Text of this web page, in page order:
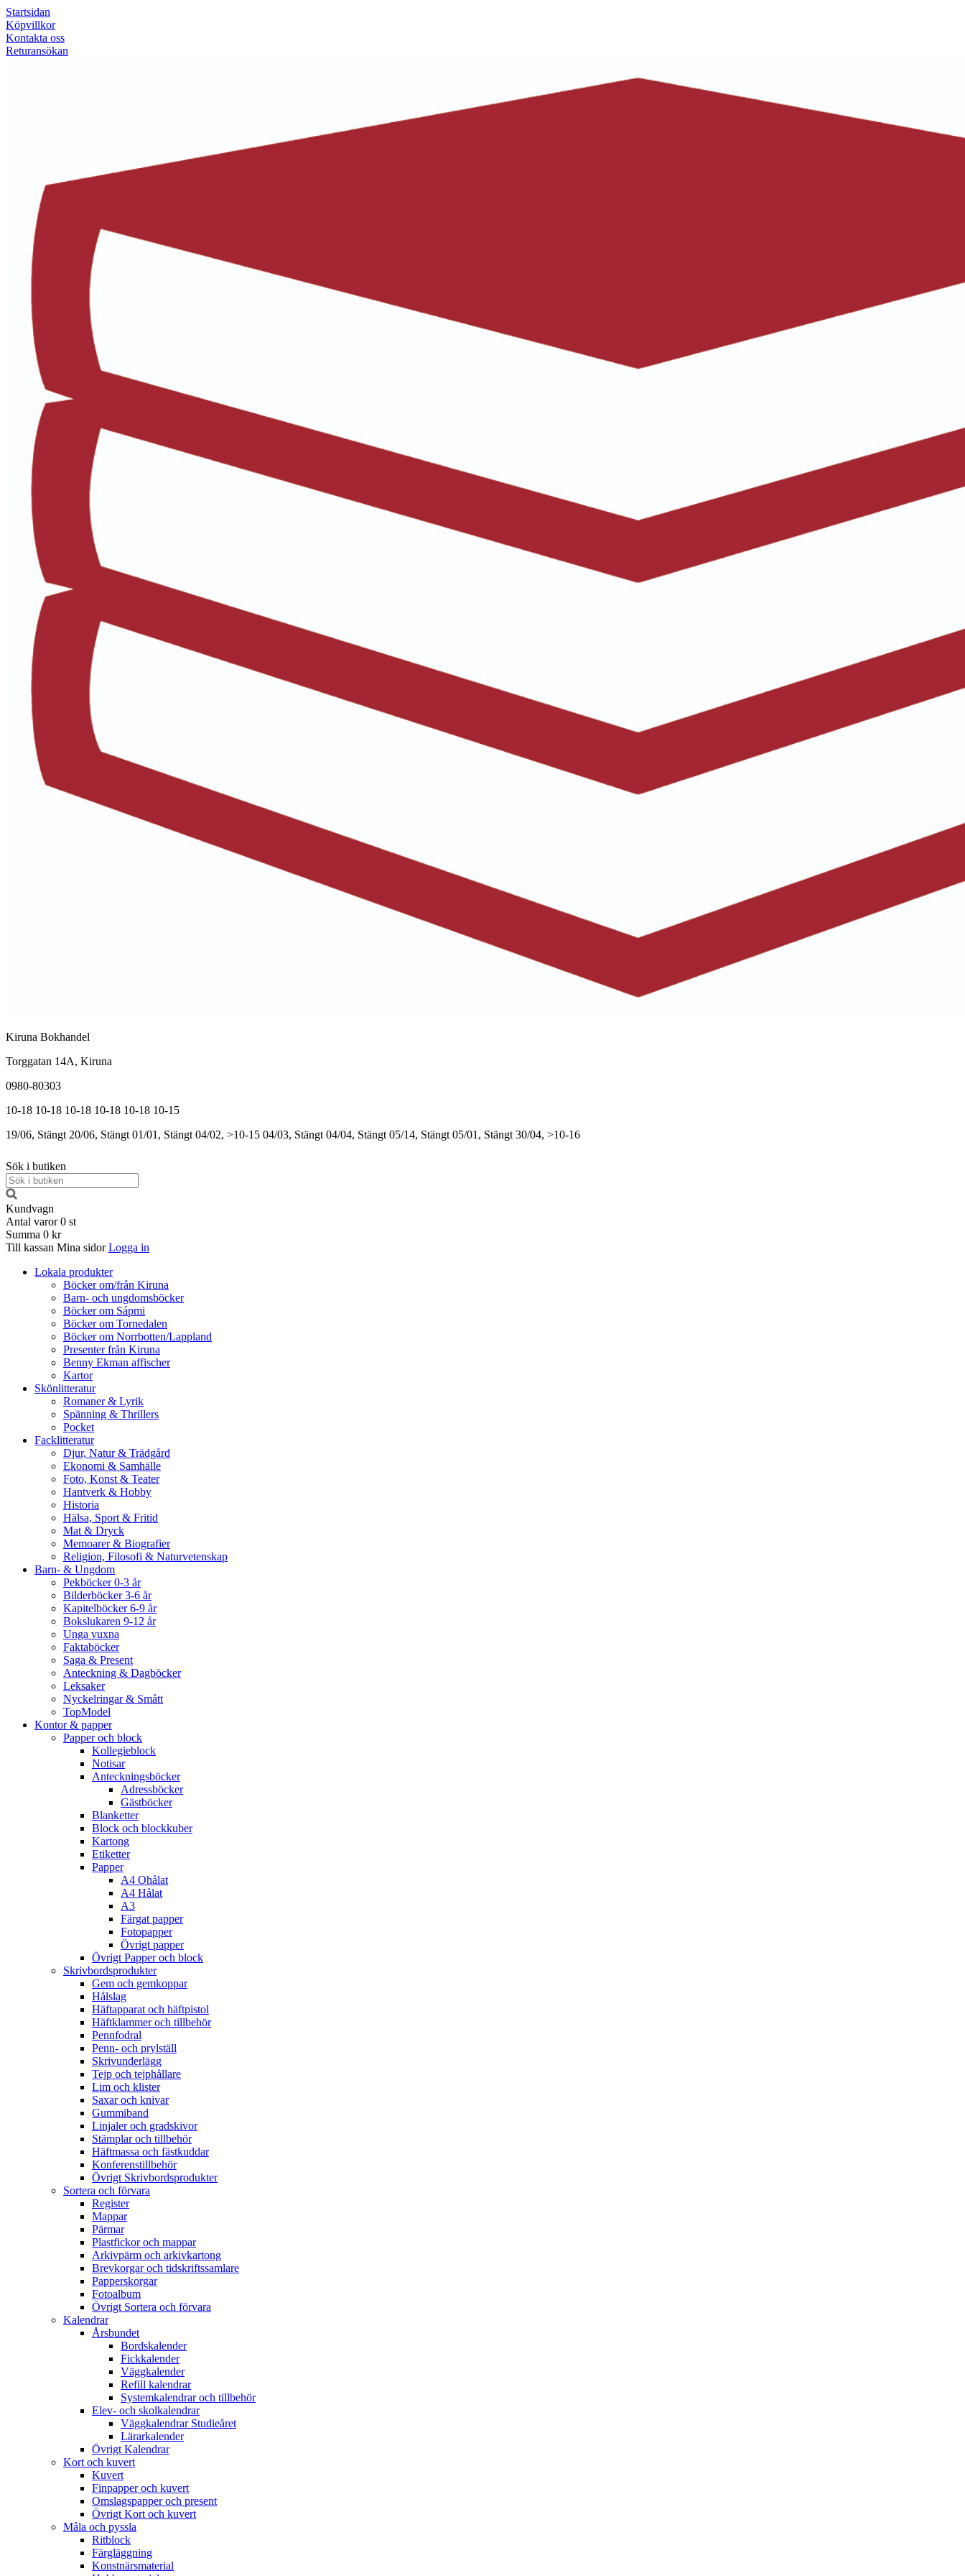
Startsidan
Köpvillkor
Kontakta oss
Returansökan
Kiruna Bokhandel
Torggatan 14A, Kiruna
0980-80303
10-18 10-18 10-18 10-18 10-18 10-15
19/06, Stängt 20/06, Stängt 01/01, Stängt 04/02, >10-15 04/03, Stängt 04/04, Stängt 05/14, Stängt 05/01, Stängt 30/04, >10-16
Sök i butiken
Kundvagn
Antal varor 0 st
Summa 0 kr
Till kassan Mina sidor Logga in
Lokala produkter
Böcker om/från Kiruna
Barn- och ungdomsböcker
Böcker om Sápmi
Böcker om Tornedalen
Böcker om Norrbotten/Lappland
Presenter från Kiruna
Benny Ekman affischer
Kartor
Skönlitteratur
Romaner & Lyrik
Spänning & Thrillers
Pocket
Facklitteratur
Djur, Natur & Trädgård
Ekonomi & Samhälle
Foto, Konst & Teater
Hantverk & Hobby
Historia
Hälsa, Sport & Fritid
Mat & Dryck
Memoarer & Biografier
Religion, Filosofi & Naturvetenskap
Barn- & Ungdom
Pekböcker 0-3 år
Bilderböcker 3-6 år
Kapitelböcker 6-9 år
Bokslukaren 9-12 år
Unga vuxna
Faktaböcker
Saga & Present
Anteckning & Dagböcker
Leksaker
Nyckelringar & Smått
TopModel
Kontor & papper
Papper och block
Kollegieblock
Notisar
Anteckningsböcker
Adressböcker
Gästböcker
Blanketter
Block och blockkuber
Kartong
Etiketter
Papper
A4 Ohålat
A4 Hålat
A3
Färgat papper
Fotopapper
Övrigt papper
Övrigt Papper och block
Skrivbordsprodukter
Gem och gemkoppar
Hålslag
Häftapparat och häftpistol
Häftklammer och tillbehör
Pennfodral
Penn- och prylställ
Skrivunderlägg
Tejp och tejphållare
Lim och klister
Saxar och knivar
Gummiband
Linjaler och gradskivor
Stämplar och tillbehör
Häftmassa och fästkuddar
Konferenstillbehör
Övrigt Skrivbordsprodukter
Sortera och förvara
Register
Mappar
Pärmar
Plastfickor och mappar
Arkivpärm och arkivkartong
Brevkorgar och tidskriftssamlare
Papperskorgar
Fotoalbum
Övrigt Sortera och förvara
Kalendrar
Årsbundet
Bordskalender
Fickkalender
Väggkalender
Refill kalendrar
Systemkalendrar och tillbehör
Elev- och skolkalendrar
Väggkalendrar Studieåret
Lärarkalender
Övrigt Kalendrar
Kort och kuvert
Kuvert
Finpapper och kuvert
Omslagspapper och present
Övrigt Kort och kuvert
Måla och pyssla
Ritblock
Färgläggning
Konstnärsmaterial